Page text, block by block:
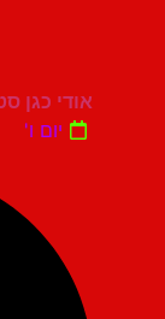
אודי כגן סטנדאפ
יום ו'